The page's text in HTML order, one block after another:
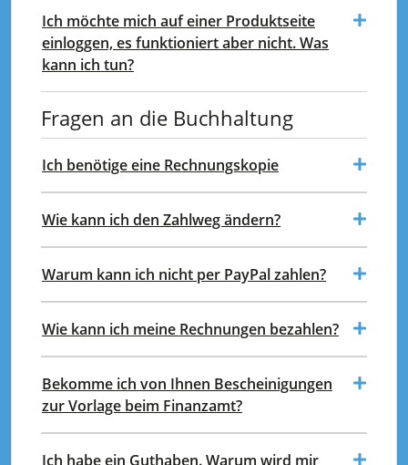
Ich möchte mich auf einer Produktseite
einloggen, es funktioniert aber nicht. Was
kann ich tun?
Fragen an die Buchhaltung
Ich benötige eine Rechnungskopie
Wie kann ich den Zahlweg ändern?
Warum kann ich nicht per PayPal zahlen?
Wie kann ich meine Rechnungen bezahlen?
Bekomme ich von Ihnen Bescheinigungen
zur Vorlage beim Finanzamt?
Ich habe ein Guthaben. Warum wird mir